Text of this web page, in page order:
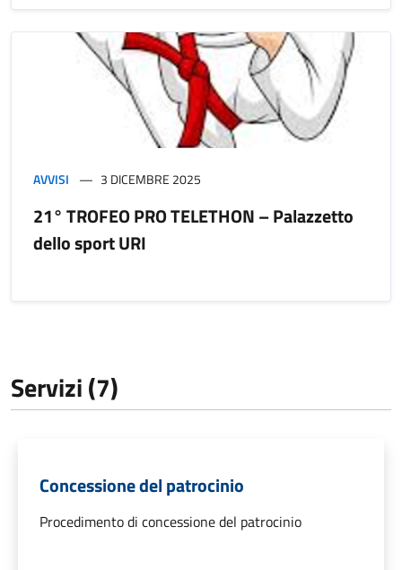
AVVISI 3 DICEMBRE 2025
21° TROFEO PRO TELETHON – Palazzetto
dello sport URI
Servizi (7)
Concessione del patrocinio
Procedimento di concessione del patrocinio